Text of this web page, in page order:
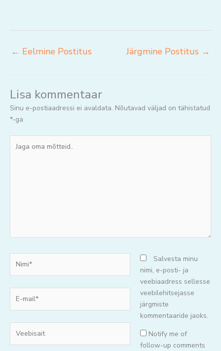
← Eelmine Postitus Järgmine Postitus →
Lisa kommentaar
Sinu e-postiaadressi ei avaldata. Nõutavad väljad on tähistatud
*-ga
oma
mail*
Salvesta minu
nimi, e-posti- ja
veebiaadress sellesse
veebilehitsejasse
järgmiste
kommentaaride jaoks.
Notify me of
follow-up comments